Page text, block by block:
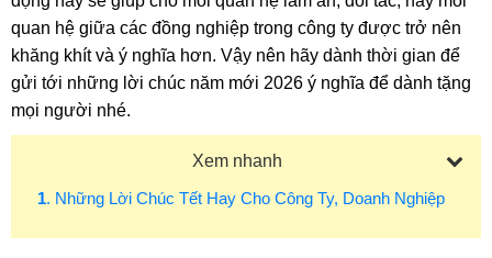
quan hệ giữa các đồng nghiệp trong công ty được trở nên
khăng khít và ý nghĩa hơn. Vậy nên hãy dành thời gian để
gửi tới những lời chúc năm mới 2026 ý nghĩa để dành tặng
mọi người nhé.
Xem nhanh
1. Những Lời Chúc Tết Hay Cho Công Ty, Doanh Nghiệp